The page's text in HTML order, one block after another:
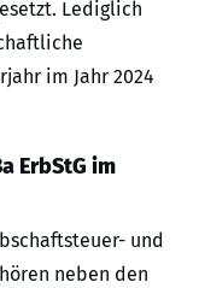
Lediglich
im Jahr 2024
ErbStG im
und
neben den